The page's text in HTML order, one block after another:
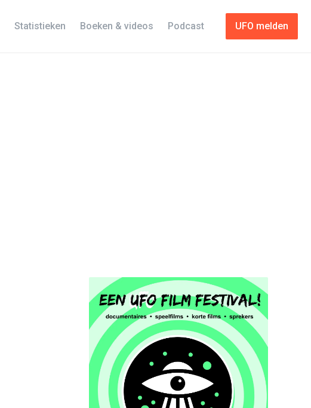
UFO melden
Statistieken Boeken & videos Podcast